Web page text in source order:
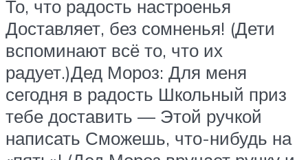
То, что радость настроенья
Доставляет, без сомненья! (Дети
вспоминают всё то, что их
радует.)Дед Мороз: Для меня
сегодня в радость Школьный приз
тебе доставить — Этой ручкой
написать Сможешь, что-нибудь на